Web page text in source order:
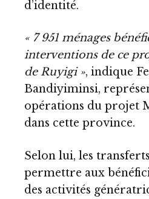
d’identité.
« 7 951 ménages
interventions de ce
de Ruyigi », indique
Bandiyiminsi,
opérations du projet
dans cette province.
Selon lui, les
permettre aux
des activités